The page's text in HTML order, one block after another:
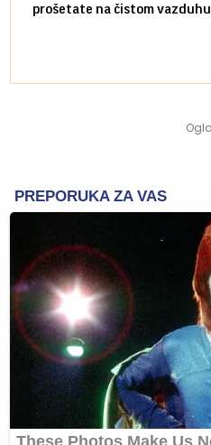
prošetate na čistom